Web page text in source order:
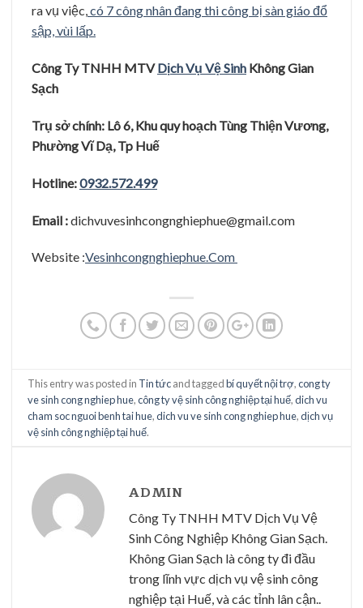
ra vụ việc,có 7 công nhân đang thi công bị sàn giáo đổ
sập, vùi lấp.
Công Ty TNHH MTVDịch Vụ VệSinh Không Gian
Sạch
Trụ sởchính: Lô 6, Khu quy hoạch Tùng Thiện Vương,
Phường VĩDạ, Tp Huê
Hotline:0932.572.499
Email :dichvuvesinhcongnghiephue@gmail.com
Website :Vesinhcongnghiephue.Com
This entry was posted in Tin tứcand taggedbí quyết nội trợ,cong ty
ve sinh cong nghiep hue,công ty vệ sinh công nghiệp tại huế,dich vu
cham soc nguoi benh tai hue,dich vu ve sinh cong nghiep hue,dịch vụ
vệ sinh công nghiệp tại huế.
ADMIN
Công Ty TNHH MTV Dịch Vụ Vệ
Sinh Công Nghiệp Không Gian Sạch.
Không Gian Sạch là công ty đi đầu
trong lĩnh vực dịch vụ vệ sinh công
nghiệp tại Huế, và các tỉnh lân cận..